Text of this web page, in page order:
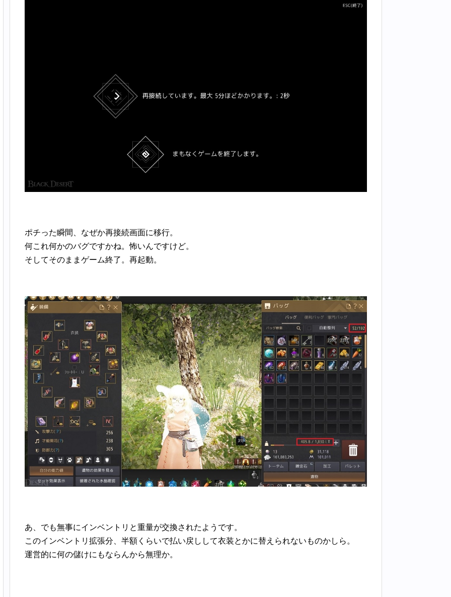
ポチった瞬間、なぜか再接続画面に移行。
何これ何かのバグですかね。怖いんですけど。
そしてそのままゲーム終了。再起動。
あ、でも無事にインベントリと重量が交換されたようです。
このインベントリ拡張分、半額くらいで払い戻しして衣装とかに替えられないものかしら。
運営的に何の儲けにもならんから無理か。